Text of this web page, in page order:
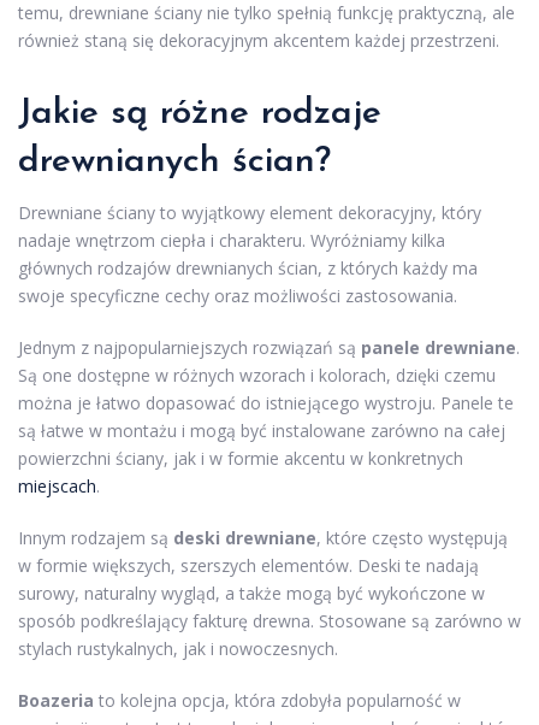
temu, drewniane ściany nie tylko spełnią funkcję praktyczną, ale
również staną się dekoracyjnym akcentem każdej przestrzeni.
Jakie są różne rodzaje
drewnianych ścian?
Drewniane ściany to wyjątkowy element dekoracyjny, który
nadaje wnętrzom ciepła i charakteru. Wyróżniamy kilka
głównych rodzajów drewnianych ścian, z których każdy ma
swoje specyficzne cechy oraz możliwości zastosowania.
Jednym z najpopularniejszych rozwiązań są panele drewniane.
Są one dostępne w różnych wzorach i kolorach, dzięki czemu
można je łatwo dopasować do istniejącego wystroju. Panele te
są łatwe w montażu i mogą być instalowane zarówno na całej
powierzchni ściany, jak i w formie akcentu w konkretnych
miejscach.
Innym rodzajem są deski drewniane, które często występują
w formie większych, szerszych elementów. Deski te nadają
surowy, naturalny wygląd, a także mogą być wykończone w
sposób podkreślający fakturę drewna. Stosowane są zarówno w
stylach rustykalnych, jak i nowoczesnych.
Boazeria to kolejna opcja, która zdobyła popularność w